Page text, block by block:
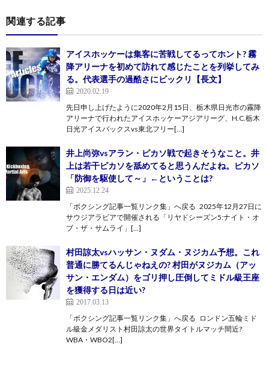
関連する記事
アイスホッケーは集客に苦戦してるってホント? 霧
降アリーナを初めて訪れて感じたことを列挙してみ
る。代表選手の過酷さにビックリ【長文】
2020.02.19
先日申し上げたように2020年2月15日、栃木県日光市の霧降
アリーナで行われたアイスホッケーアジアリーグ、H.C.栃木
日光アイスバックスvs東北フリー[…]
井上尚弥vsアラン・ピカソ戦で起きそうなこと。井
上は若干ピカソを舐めてると思うんだよね。ピカソ
「防御を駆使して～」←ということは?
2025.12.24
「ボクシング記事一覧リンク集」へ戻る 2025年12月27日に
サウジアラビアで開催される「リヤドシーズン5:ナイト・オ
ブ・ザ・サムライ」[…]
村田諒太vsハッサン・ヌダム・ヌジカム予想。これ
普通に勝てるんじゃねえの? 村田がヌジカム（アッ
サン・エンダム）をゴリ押し圧倒してミドル級王座
を獲得する日は近い?
2017.03.13
「ボクシング記事一覧リンク集」へ戻る ロンドン五輪ミド
ル級金メダリスト村田諒太の世界タイトルマッチ間近?
WBA・WBO2[…]